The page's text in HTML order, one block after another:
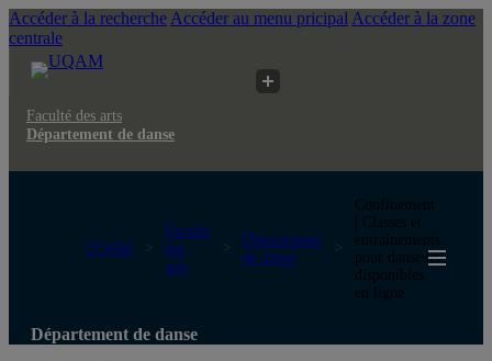
Accéder à la recherche Accéder au menu pricipal Accéder à la zone
centrale
Faculté des arts
Département de danse
UQAM
Faculté
des
arts
Département
de danse
Confinement
| Classes et
entraînements
pour danseurs
disponibles
en ligne
Département de danse